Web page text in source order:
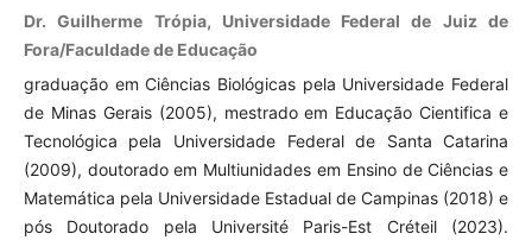
Dr. Guilherme Trópia, Universidade Federal de Juiz de
Fora/Faculdade de Educação
graduação em Ciências Biológicas pela Universidade Federal
de Minas Gerais (2005), mestrado em Educação Cientifica e
Tecnológica pela Universidade Federal de Santa Catarina
(2009), doutorado em Multiunidades em Ensino de Ciências e
Matemática pela Universidade Estadual de Campinas (2018) e
pós Doutorado pela Université Paris-Est Créteil (2023).